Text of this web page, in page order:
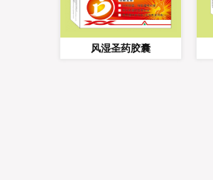
风湿圣药胶囊